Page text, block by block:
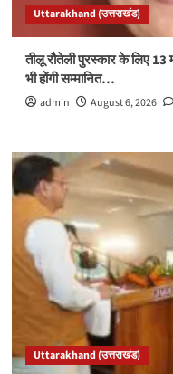
Uttarakhand (उत्तराखंड)
तीलू रौतेली पुरस्कार के लिए 13
भी होंगी सम्मानित…
admin August 6, 2026
Uttarakhand (उत्तराखंड)